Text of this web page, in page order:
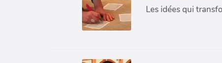
Les idées qui